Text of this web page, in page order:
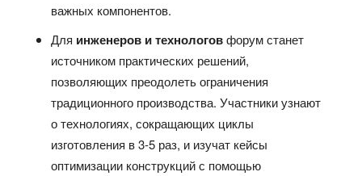
важных компонентов.
Для инженеров и технологовфорум станет
источником практических решений,
позволяющих преодолеть ограничения
традиционного производства. Участники узнают
о технологиях, сокращающих циклы
изготовления в 3-5 раз, и изучат кейсы
оптимизации конструкций с помощью